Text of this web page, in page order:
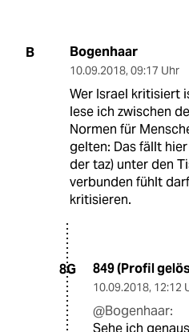
B Bogenhaar
10.09.2018, 09:17 Uhr
Wer Israel kritisiert
lese ich zwischen
Normen für
gelten: Das fällt
der taz) unter den
verbunden fühlt
kritisieren.
8G 849 (Profil
10.09.2018, 12:12
@Bogenhaar: